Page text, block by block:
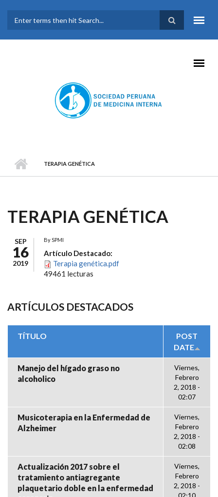
FORMULARIO DE
BÚSQUEDA
TERAPIA GENÉTICA
TERAPIA GENÉTICA
SEP
16
2019
BySPMI
Artículo Destacado:
Terapia genética.pdf
49461 lecturas
ARTÍCULOS DESTACADOS
TÍTULO
POST
DATE
Manejo del hígado graso no
alcoholico
Viernes,
Febrero
2, 2018 -
02:07
Musicoterapia en la Enfermedad de
Alzheimer
Viernes,
Febrero
2, 2018 -
02:08
Actualización 2017 sobre el
tratamiento antiagregante
plaquetario doble en la enfermedad
Viernes,
Febrero
2, 2018 -
02:10